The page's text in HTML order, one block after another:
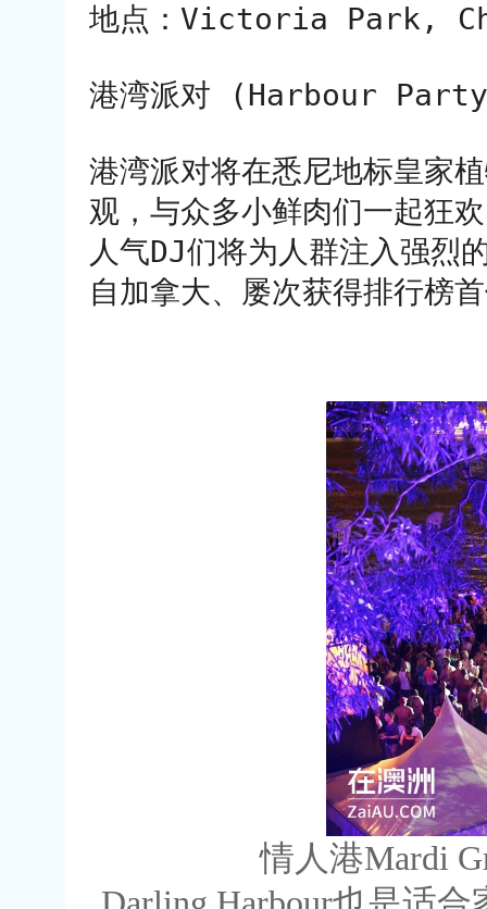
地点：Victoria Park,
港湾派对 (Harbour
港湾派对将在悉尼地标皇家
观，与众多小鲜肉们一起狂
人气DJ们将为人群注入强烈
自加拿大、屡次获得排行榜
情人港Mardi